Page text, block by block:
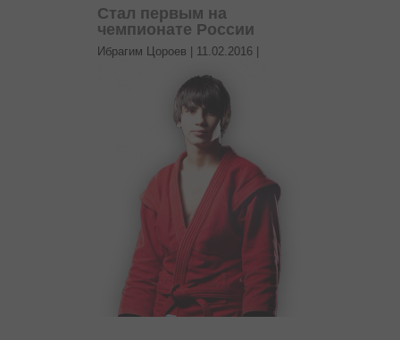
Стал первым на
чемпионате России
Ибрагим Цороев | 11.02.2016